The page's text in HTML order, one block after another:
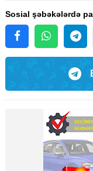
Sosial şəbəkələrdə